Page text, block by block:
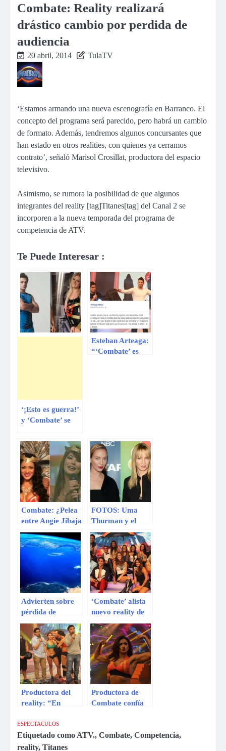
Combate: Reality realizará
drástico cambio por perdida de
audiencia
20 abril, 2014 TulaTV
‘Estamos armando una nueva escenografía en Barranco. El
concepto del programa será parecido, pero habrá un cambio
de formato. Además, tendremos algunos concursantes que
han estado en otros realities, con quienes ya cerramos
contrato’, señaló Marisol Crosillat, productora del espacio
televisivo.
Asimismo, se rumora la posibilidad de que algunos
integrantes del reality [tag]Titanes[tag] del Canal 2 se
incorporen a la nueva temporada del programa de
competencia de ATV.
Te Puede Interesar :
‘¡Esto es guerra!’
y ‘Combate’ se
Esteban Arteaga:
“‘Combate’ es
Combate: ¿Pelea
entre Angie Jibaja
y Michelle Soifer?
FOTOS: Uma
Thurman y el
drastico cambio
de rostro por
cirugías
Advierten sobre
pérdida de
oxígeno en el
océano por el
cambio climático
‘Combate’ alista
nuevo reality de
convivencia
Productora del
reality: “En
está armado”
Productora de
Combate confía
reality
ESPECTACULOS
Etiquetado como ATV., Combate, Competencia,
reality, Titanes